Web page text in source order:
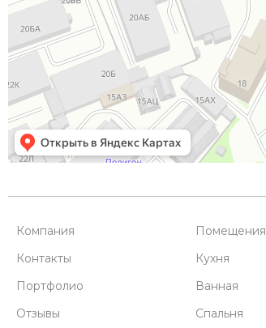
Компания
Контакты
Портфолио
Отзывы
Помещения
Кухня
Ванная
Спальня